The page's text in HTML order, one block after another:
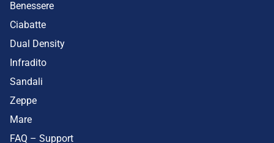
Benessere
Ciabatte
Dual Density
Infradito
Sandali
Zeppe
Mare
FAQ – Support